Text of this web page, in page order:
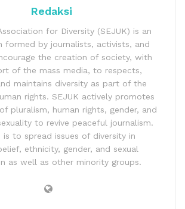
Redaksi
for Diversity (SEJUK) is an
formed by journalists, activists, and
the creation of society, with
of the mass media, to respects,
maintains diversity as part of the
rights. SEJUK actively promotes
pluralism, human rights, gender, and
to revive peaceful journalism.
is to spread issues of diversity in
ethnicity, gender, and sexual
as well as other minority groups.